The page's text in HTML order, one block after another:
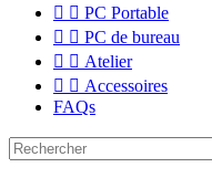
  PC Portable
  PC de bureau
  Atelier
  Accessoires
FAQs